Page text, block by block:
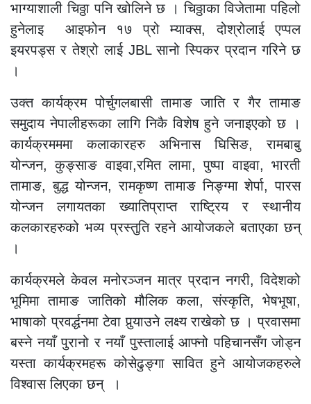
भाग्याशाली चिठ्ठा पनि खोलिने छ । चिठ्ठाका विजेतामा पहिलो
हुनेलाइ आइफोन १७ प्रो म्याक्स, दोश्रोलाई एप्पल
इयरपड्स र तेश्रो लाई JBL सानो स्पिकर प्रदान गरिने छ
।
उक्त कार्यक्रम पोर्चुगलबासी तामाङ जाति र गैर तामाङ
समुदाय नेपालीहरूका लागि निकै विशेष हुने जनाइएको छ ।
कार्यक्रमममा कलाकारहरु अभिनास घिसिङ, रामबाबु
योन्जन, कुङ्साङ वाइवा,रमित लामा, पुष्पा वाइवा, भारती
तामाङ, बुद्ध योन्जन, रामकृष्ण तामाङ निङ्ग्मा शेर्पा, पारस
योन्जन लगायतका ख्यातिप्राप्त राष्ट्रिय र स्थानीय
कलकारहरुको भव्य प्रस्तुति रहने आयोजकले बताएका छन्
।
कार्यक्रमले केवल मनोरञ्जन मात्र प्रदान नगरी, विदेशको
भूमिमा तामाङ जातिको मौलिक कला, संस्कृति, भेषभूषा,
भाषाको प्रवर्द्धनमा टेवा पुर्‍याउने लक्ष्य राखेको छ । प्रवासमा
बस्ने नयाँ पुरानो र नयाँ पुस्तालाई आफ्नो पहिचानसँग जोड्न
यस्ता कार्यक्रमहरू कोसेढुङ्गा सावित हुने आयोजकहरुले
विश्वास लिएका छन् ।